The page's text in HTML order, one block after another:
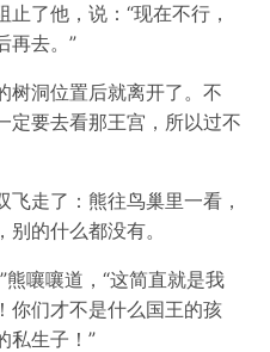
了他，说：“现在不行，
再去。”
树洞位置后就离开了。不
定要去看那王宫，所以过不
走了：熊往鸟巢里一看，
的什么都没有。
嚷嚷道，“这简直就是我
你们才不是什么国王的孩
私生子！”